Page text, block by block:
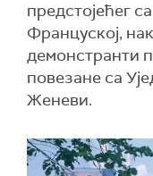
предстојећег
Француској,
демонстранти
повезане са
Женеви.